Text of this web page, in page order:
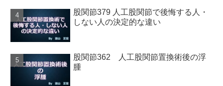
股関節379 人工股関節で後悔する人・
しない人の決定的な違い
股関節362 人工股関節置換術後の浮
腫